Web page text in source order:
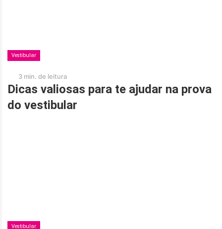
Vestibular
3 min. de leitura
Dicas valiosas para te ajudar na prova
do vestibular
Vestibular